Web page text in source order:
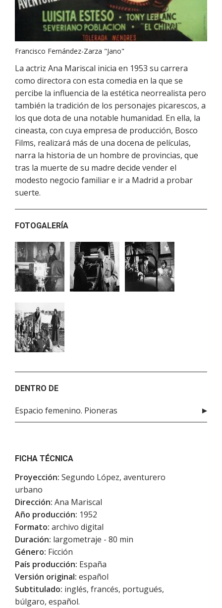
Francisco Fernández-Zarza "Jano"
La actriz Ana Mariscal inicia en 1953 su carrera
como directora con esta comedia en la que se
percibe la influencia de la estética neorrealista pero
también la tradición de los personajes picarescos, a
los que dota de una notable humanidad. En ella, la
cineasta, con cuya empresa de producción, Bosco
Films, realizará más de una docena de películas,
narra la historia de un hombre de provincias, que
tras la muerte de su madre decide vender el
modesto negocio familiar e ir a Madrid a probar
suerte.
FOTOGALERÍA
DENTRO DE
Espacio femenino. Pioneras
FICHA TÉCNICA
Proyección: Segundo López, aventurero
urbano
Dirección: Ana Mariscal
Año producción: 1952
Formato: archivo digital
Duración: largometraje - 80 min
Género: Ficción
País producción: España
Versión original: español
Subtitulado: inglés, francés, portugués,
búlgaro, español.